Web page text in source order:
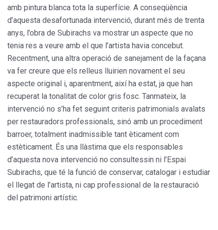
amb pintura blanca tota la superfície. A conseqüència
d’aquesta desafortunada intervenció, durant més de trenta
anys, l’obra de Subirachs va mostrar un aspecte que no
tenia res a veure amb el que l’artista havia concebut.
Recentment, una altra operació de sanejament de la façana
va fer creure que els relleus lluirien novament el seu
aspecte original i, aparentment, així ha estat, ja que han
recuperat la tonalitat de color gris fosc. Tanmateix, la
intervenció no s’ha fet seguint criteris patrimonials avalats
per restauradors professionals, sinó amb un procediment
barroer, totalment inadmissible tant èticament com
estèticament. És una llàstima que els responsables
d’aquesta nova intervenció no consultessin ni l’Espai
Subirachs, que té la funció de conservar, catalogar i estudiar
el llegat de l’artista, ni cap professional de la restauració
del patrimoni artístic.